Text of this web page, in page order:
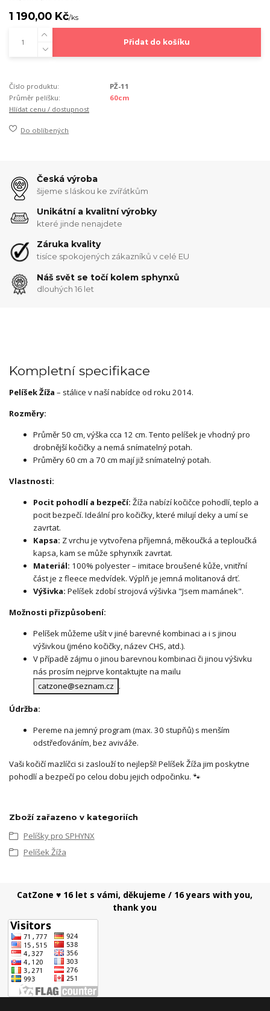
1 190,00 Kč/ks
Přidat do košíku
Číslo produktu:
PŽ-11
Průměr pelíšku:
60cm
Hlídat cenu / dostupnost
Do oblíbených
Česká výroba
šijeme s láskou ke zvířátkům
Unikátní a kvalitní výrobky
které jinde nenajdete
Záruka kvality
tisíce spokojených zákazníků v celé EU
Náš svět se točí kolem sphynxů
dlouhých 16 let
Kompletní specifikace
Pelíšek Žíža – stálice v naší nabídce od roku 2014.
Rozměry:
Průměr 50 cm, výška cca 12 cm. Tento pelíšek je vhodný pro
drobnější kočičky a nemá snímatelný potah.
Průměry 60 cm a 70 cm mají již snímatelný potah.
Vlastnosti:
Pocit pohodlí a bezpečí: Žíža nabízí kočičce pohodlí, teplo a
pocit bezpečí. Ideální pro kočičky, které milují deky a umí se
zavrtat.
Kapsa: Z vrchu je vytvořena příjemná, měkoučká a teploučká
kapsa, kam se může sphynxík zavrtat.
Materiál: 100% polyester – imitace broušené kůže, vnitřní
část je z fleece medvídek. Výplň je jemná molitanová drť.
Výšivka: Pelíšek zdobí strojová výšivka "Jsem mamánek".
Možnosti přizpůsobení:
Pelíšek můžeme ušít v jiné barevné kombinaci a i s jinou
výšivkou (jméno kočičky, název CHS, atd.).
V případě zájmu o jinou barevnou kombinaci či jinou výšivku
nás prosím nejprve kontaktujte na mailu
catzone@seznam.cz .
Údržba:
Pereme na jemný program (max. 30 stupňů) s menším
odstřeďováním, bez aviváže.
Vaši kočičí mazlíčci si zaslouží to nejlepší! Pelíšek Žíža jim poskytne
pohodlí a bezpečí po celou dobu jejich odpočinku. 🐾
Zboží zařazeno v kategoriích
Pelíšky pro SPHYNX
Pelíšek Žíža
CatZone ♥ 16 let s vámi, děkujeme / 16 years with you,
thank you